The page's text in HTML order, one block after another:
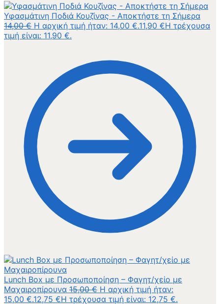
Υφασμάτινη Ποδιά Κουζίνας - Αποκτήστε τη Σήμερα
14,00€ Η αρχική τιμή ήταν: 14,00 €.11,90 €Η τρέχουσα
τιμή είναι: 11,90 €.
Lunch Box με Προσωποποίηση – Φαγητ/χείο με
Μαχαιροπίρουνα 15,00€ Η αρχική τιμή ήταν:
15,00 €.12,75 €Η τρέχουσα τιμή είναι: 12,75 €.